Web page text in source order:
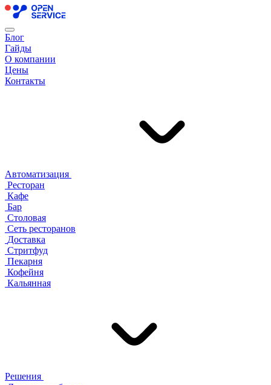
Блог
Гайды
О компании
Цены
Контакты
Автоматизация
Ресторан
Кафе
Бар
Столовая
Сеть ресторанов
Доставка
Стритфуд
Пекарня
Кофейня
Кальянная
Решения